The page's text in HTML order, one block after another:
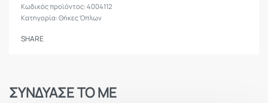
4004112
Κατηγορία:Θήκες Όπλων
SHARE
ΣΥΝΔΥΑΣΕ ΤΟ ΜΕ